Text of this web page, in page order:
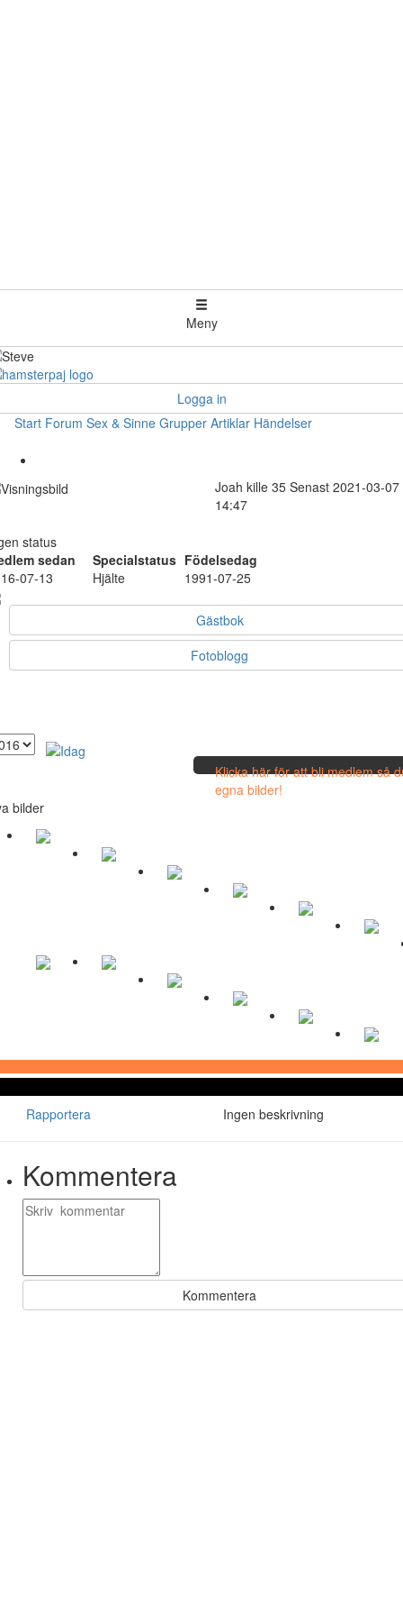
Meny
Logga in
Start Forum Sex & Sinne Grupper Artiklar Händelser
Joah kille 35 Senast 2021-03-07
14:47
status
sedan
Specialstatus Födelsedag
07-13
Hjälte 1991-07-25
Gästbok
Fotoblogg
Klicka här för att bli medlem så
egna bilder!
bilder
Rapportera Ingen beskrivning
Kommentera
Kommentera